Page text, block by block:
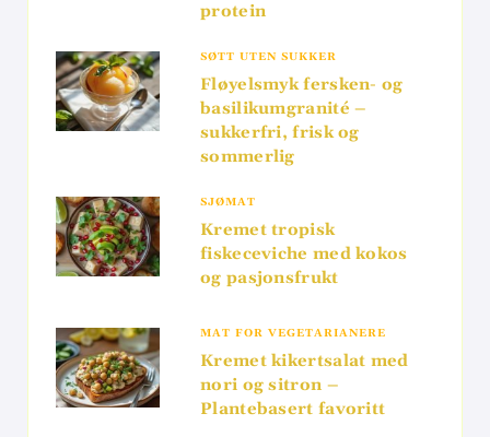
protein
SØTT UTEN SUKKER
Fløyelsmyk fersken- og
basilikumgranité –
sukkerfri, frisk og
sommerlig
SJØMAT
Kremet tropisk
fiskeceviche med kokos
og pasjonsfrukt
MAT FOR VEGETARIANERE
Kremet kikertsalat med
nori og sitron –
Plantebasert favoritt